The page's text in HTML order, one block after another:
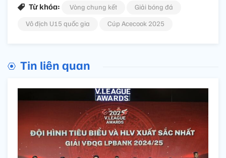
Từ khóa: Vòng chung kết
Giải bóng đá
Vô địch U15 quốc gia
Cúp Acecook 2025
Tin liên quan